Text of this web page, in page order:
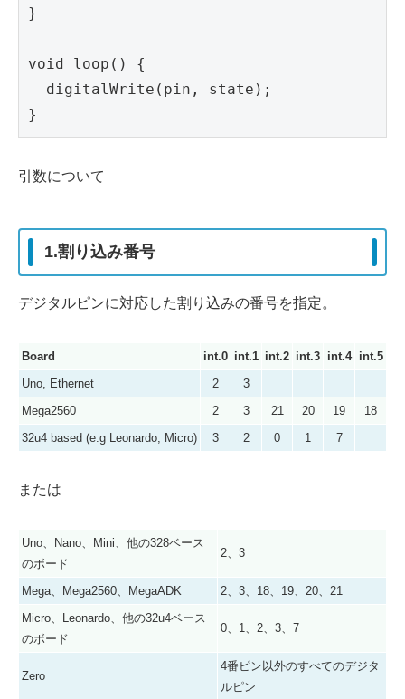
}
void loop() {
  digitalWrite(pin, state);
引数について
1.割り込み番号
デジタルピンに対応した割り込みの番号を指定。
Board int.0 int.1 int.2 int.3 int.4
int.5
Uno, Ethernet
2
3
Mega2560
2 3 21 20 19
18
32u4 based (e.g Leonardo, Micro)
3 2 0 1 7
または
Uno、Nano、Mini、他の328ベース
のボード
2、3
Mega、Mega2560、MegaADK
2、3、18、19、20、21
Micro、Leonardo、他の32u4ベース
のボード
0、1、2、3、7
Zero
4番ピン以外のすべてのデジタ
ルピン